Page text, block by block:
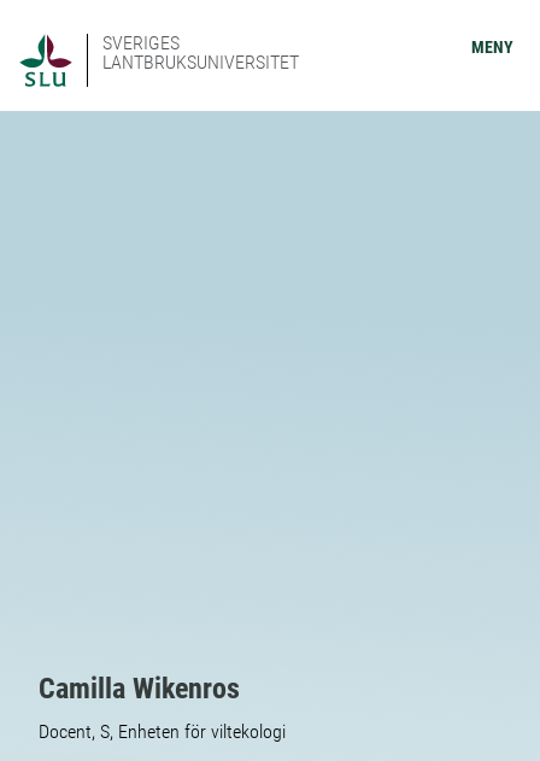
SVERIGES
LANTBRUKSUNIVERSITET
MENY
Camilla Wikenros
Docent, S, Enheten för viltekologi